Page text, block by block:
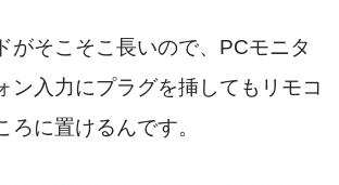
がそこそこ長いので、PCモニタ
ン入力にプラグを挿してもリモコ
ろに置けるんです。